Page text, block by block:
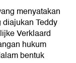
menyatakan
Teddy
Verklaard
hukum
bentuk